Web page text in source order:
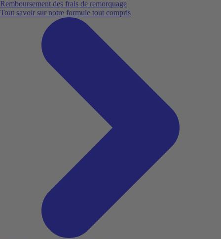
Remboursement des frais de remorquage
Tout savoir sur notre formule tout compris